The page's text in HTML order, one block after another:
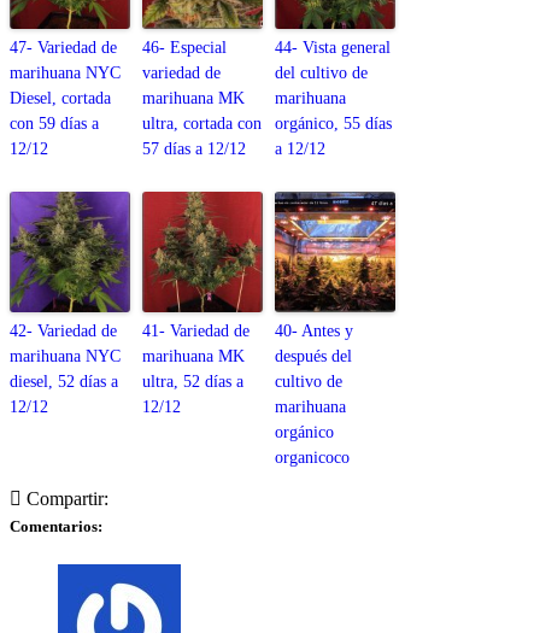
47- Variedad de
marihuana NYC
Diesel, cortada
con 59 días a
12/12
46- Especial
variedad de
marihuana MK
ultra, cortada con
57 días a 12/12
44- Vista general
del cultivo de
marihuana
orgánico, 55 días
a 12/12
42- Variedad de
marihuana NYC
diesel, 52 días a
12/12
41- Variedad de
marihuana MK
ultra, 52 días a
12/12
40- Antes y
después del
cultivo de
marihuana
orgánico
organicoco
Compartir:
Comentarios: